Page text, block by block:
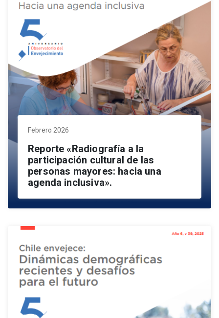
Febrero 2026
Reporte «Radiografía a la
participación cultural de las
personas mayores: hacia una
agenda inclusiva».